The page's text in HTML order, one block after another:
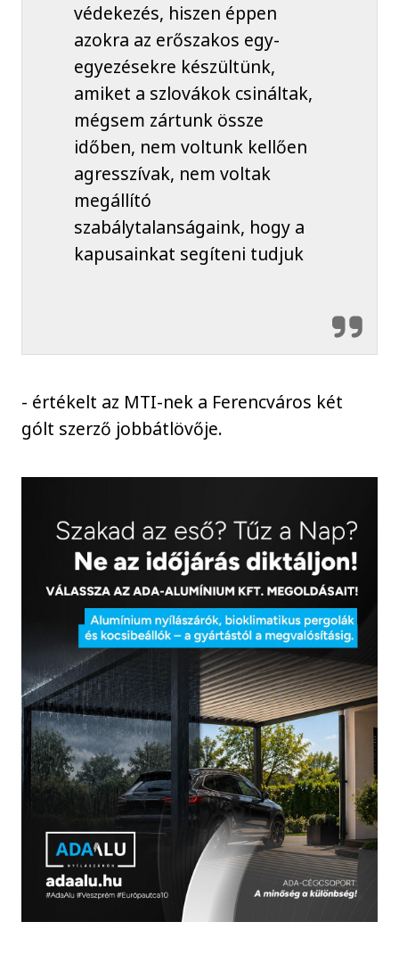
védekezés, hiszen éppen
azokra az erőszakos egy-
egyezésekre készültünk,
amiket a szlovákok csináltak,
mégsem zártunk össze
időben, nem voltunk kellően
agresszívak, nem voltak
megállító
szabálytalanságaink, hogy a
kapusainkat segíteni tudjuk
- értékelt az MTI-nek a Ferencváros két
gólt szerző jobbátlövője.